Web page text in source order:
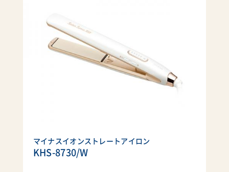
マイナスイオンストレートアイロン
KHS-8730/W